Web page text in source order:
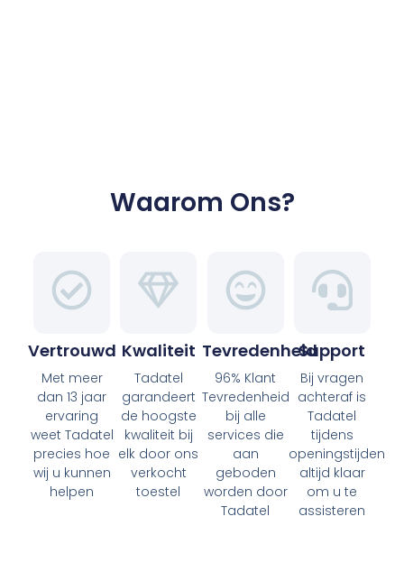
Waarom Ons?
Vertrouwd
Met meer
dan 13 jaar
ervaring
weet Tadatel
precies hoe
wij u kunnen
helpen
Kwaliteit
Tadatel
garandeert
de hoogste
kwaliteit bij
elk door ons
verkocht
toestel
Tevredenheid
96% Klant
Tevredenheid
bij alle
services die
aan
geboden
worden door
Tadatel
Support
Bij vragen
achteraf is
Tadatel
tijdens
openingstijden
altijd klaar
om u te
assisteren